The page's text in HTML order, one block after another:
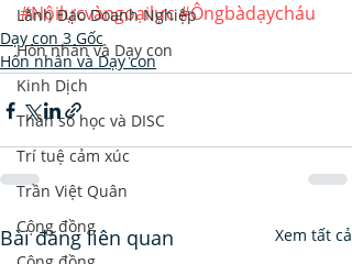
Lãnh Đạo Doanh Nghiệp
Hôn nhân và Dạy con
Kinh Dịch
Thần số học và DISC
Trí tuệ cảm xúc
Trần Việt Quân
Cộng đồng
#Nộilựcvàngoạilực #Ôngbàdạycháu
Dạy con 3 Gốc
Hôn nhân và Dạy con
Bài đăng liên quan Xem tất cả